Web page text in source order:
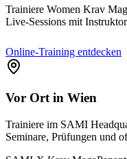
Trainiere Women Krav
Live-Sessions mit
Online-Training entdecken
Vor Ort in Wien
Trainiere im SAMI
Seminare, Prüfungen und